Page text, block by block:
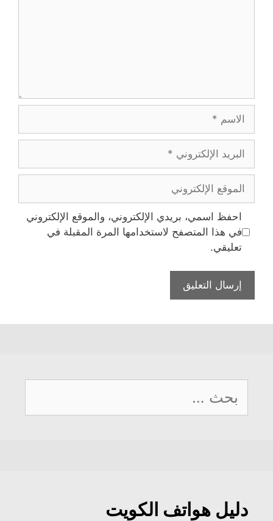
الاسم
البريد
الإلكتروني
الموقع
الإلكتروني
احفظ اسمي، بريدي الإلكتروني، والموقع الإلكتروني
في هذا المتصفح لاستخدامها المرة المقبلة في
تعليقي.
عن:
دليل هواتف الكويت